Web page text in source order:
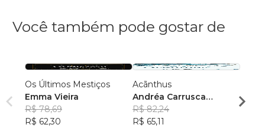
Você também pode gostar de
Os Últimos Mestiços
Emma Vieira
R$ 78,69
R$ 62,30
Acãnthus
Andréa Carrusca
Fonseca Fernandes
R$ 82,24
R$ 65,11
Reca
R$